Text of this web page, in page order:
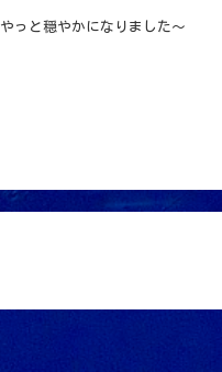
やっと穏やかになりました～